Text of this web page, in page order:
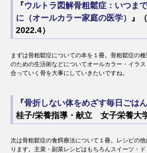
『ウルトラ図解骨粗鬆症：いつま
に（オールカラー家庭の医学）
』
2022.4）
まずは骨粗鬆症についての本を１冊。骨粗鬆症の
のための生活術などについてオールカラー・イラ
合っていく骨を大事にしていきたいですね。
『骨折しない体をめざす毎日ごはん
桂子/栄養指導・献立 女子栄養大
次は骨粗鬆症の食餌療法について１冊。レシピの
ります。主菜・副菜レシピはもちろんスイーツ・